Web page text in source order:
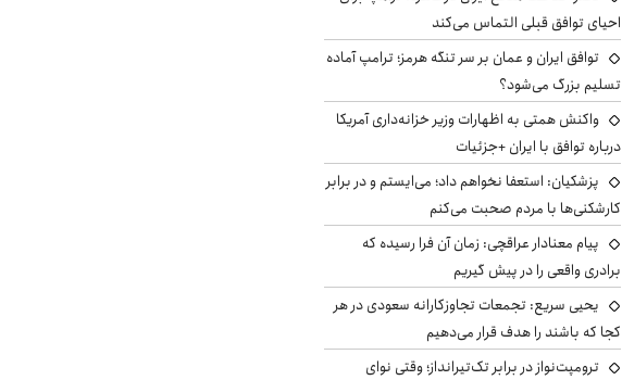
احیای توافق قبلی التماس می‌کند
توافق ایران و عمان بر سر تنگه هرمز؛ ترامپ آماده
تسلیم بزرگ می‌شود؟
واکنش همتی به اظهارات وزیر خزانه‌داری آمریکا
درباره توافق با ایران +جزئیات
پزشکیان: استعفا نخواهم داد؛ می‌ایستم و در برابر
کارشکنی‌ها با مردم صحبت می‌کنم
پیام معنادار عراقچی: زمان آن فرا رسیده که
برادری واقعی را در پیش گیریم
یحیی سریع: تجمعات تجاوزکارانه سعودی در هر
کجا که باشند را هدف قرار می‌دهیم
ترومپت‌نواز در برابر تک‌تیرانداز؛ وقتی نوای